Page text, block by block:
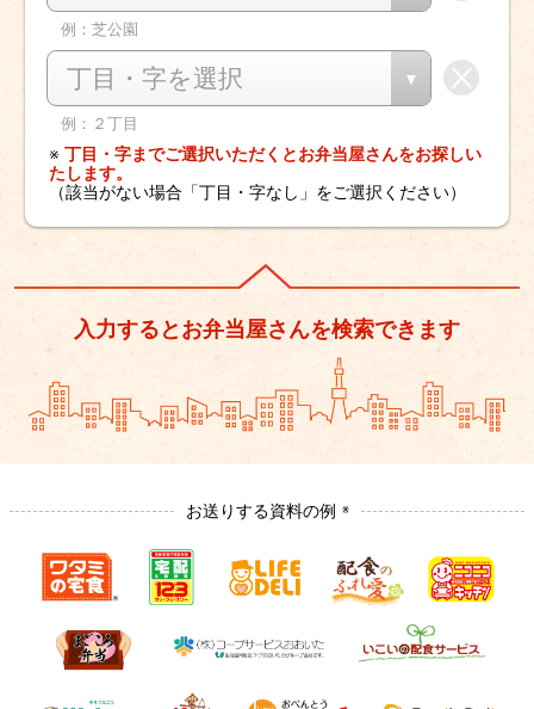
例：芝公園
丁目・字を選択
例：２丁目
※ 丁目・字までご選択いただくとお弁当屋さんをお探しい
たします。
（該当がない場合「丁目・字なし」をご選択ください）
入力するとお弁当屋さんを検索できます
お送りする資料の例 ※